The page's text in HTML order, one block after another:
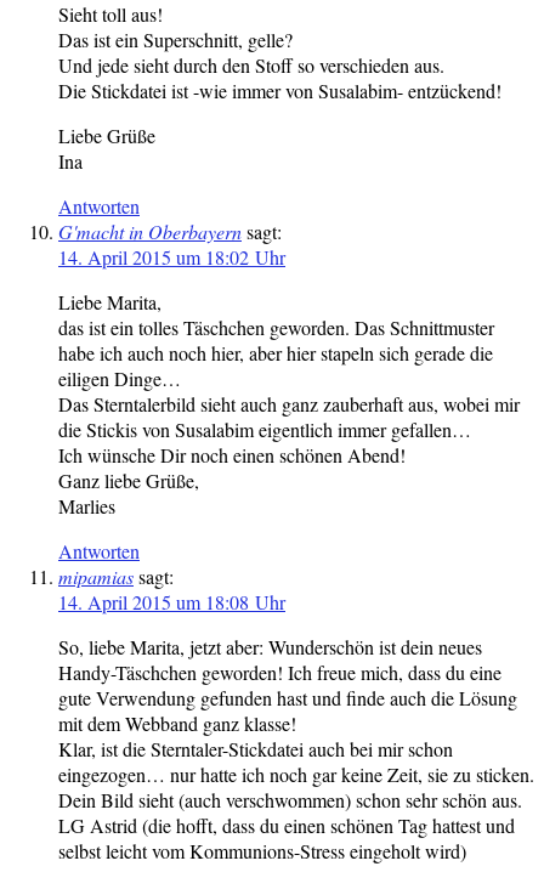
Sieht toll aus!
Das ist ein Superschnitt, gelle?
Und jede sieht durch den Stoff so verschieden aus.
Die Stickdatei ist -wie immer von Susalabim- entzückend!
Liebe Grüße
Ina
Antworten
G'macht in Oberbayernsagt:
14. April 2015 um 18:02 Uhr
Liebe Marita,
das ist ein tolles Täschchen geworden. Das Schnittmuster
habe ich auch noch hier, aber hier stapeln sich gerade die
eiligen Dinge…
Das Sterntalerbild sieht auch ganz zauberhaft aus, wobei mir
die Stickis von Susalabim eigentlich immer gefallen…
Ich wünsche Dir noch einen schönen Abend!
Ganz liebe Grüße,
Marlies
Antworten
mipamiassagt:
14. April 2015 um 18:08 Uhr
So, liebe Marita, jetzt aber: Wunderschön ist dein neues
Handy-Täschchen geworden! Ich freue mich, dass du eine
gute Verwendung gefunden hast und finde auch die Lösung
mit dem Webband ganz klasse!
Klar, ist die Sterntaler-Stickdatei auch bei mir schon
eingezogen… nur hatte ich noch gar keine Zeit, sie zu sticken.
Dein Bild sieht (auch verschwommen) schon sehr schön aus.
LG Astrid (die hofft, dass du einen schönen Tag hattest und
selbst leicht vom Kommunions-Stress eingeholt wird)